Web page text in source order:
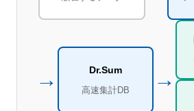
→ Dr.Sum
高速集計DB →